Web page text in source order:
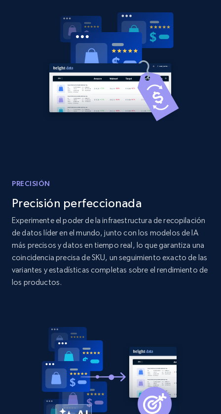
Amazon products global dataset - Collects
products by best sellers category URL
Title, Seller name, Brand, Description, Initial
price, Currency, Availability, Reviews count, and
375+ Comenzar ahora
Title, Seller name, Brand, Description, Initial
more.
2.1K+ 375+ Comenzar ahora
Amazon products global dataset - Collect
375+ Comenzar ahora
PRECISIÓN
Precisión perfeccionada
Experimente el poder de la infraestructura de recopilación
de datos líder en el mundo, junto con los modelos de IA
más precisos y datos en tiempo real, lo que garantiza una
coincidencia precisa de SKU, un seguimiento exacto de las
variantes y estadísticas completas sobre el rendimiento de
los productos.